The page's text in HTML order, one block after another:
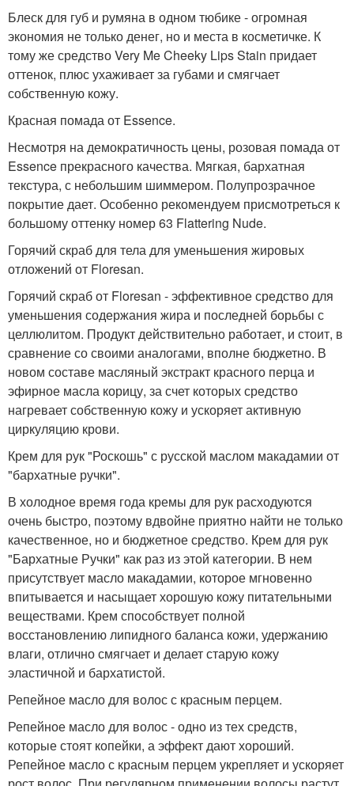
Блеск для губ и румяна в одном тюбике - огромная
экономия не только денег, но и места в косметичке. К
тому же средство Very Me Cheeky Lips Stain придает
оттенок, плюс ухаживает за губами и смягчает
собственную кожу.
Красная помада от Essence.
Несмотря на демократичность цены, розовая помада от
Essence прекрасного качества. Мягкая, бархатная
текстура, с небольшим шиммером. Полупрозрачное
покрытие дает. Особенно рекомендуем присмотреться к
большому оттенку номер 63 Flattering Nude.
Горячий скраб для тела для уменьшения жировых
отложений от Floresan.
Горячий скраб от Floresan - эффективное средство для
уменьшения содержания жира и последней борьбы с
целлюлитом. Продукт действительно работает, и стоит, в
сравнение со своими аналогами, вполне бюджетно. В
новом составе масляный экстракт красного перца и
эфирное масла корицу, за счет которых средство
нагревает собственную кожу и ускоряет активную
циркуляцию крови.
Крем для рук "Роскошь" с русской маслом макадамии от
"бархатные ручки".
В холодное время года кремы для рук расходуются
очень быстро, поэтому вдвойне приятно найти не только
качественное, но и бюджетное средство. Крем для рук
"Бархатные Ручки" как раз из этой категории. В нем
присутствует масло макадамии, которое мгновенно
впитывается и насыщает хорошую кожу питательными
веществами. Крем способствует полной
восстановлению липидного баланса кожи, удержанию
влаги, отлично смягчает и делает старую кожу
эластичной и бархатистой.
Репейное масло для волос с красным перцем.
Репейное масло для волос - одно из тех средств,
которые стоят копейки, а эффект дают хороший.
Репейное масло с красным перцем укрепляет и ускоряет